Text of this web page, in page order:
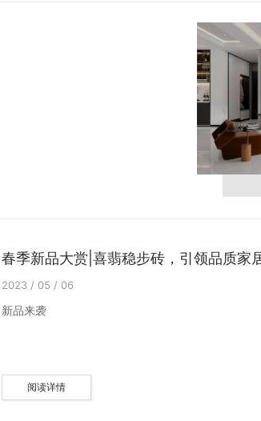
春季新品大赏|喜翡稳步砖，引领品质家
2023 / 05 / 06
新品来袭
阅读详情